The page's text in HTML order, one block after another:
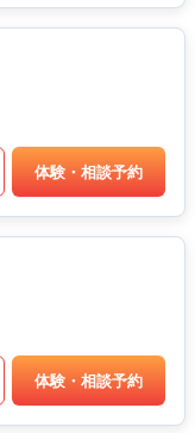
体験・相談予約
体験・相談予約